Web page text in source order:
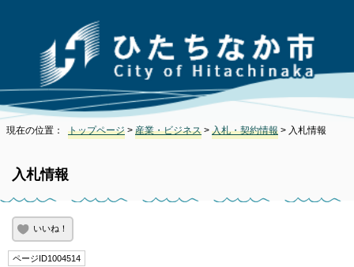
現在の位置： トップページ > 産業・ビジネス > 入札・契約情報 > 入札情報
入札情報
いいね！
ページID1004514